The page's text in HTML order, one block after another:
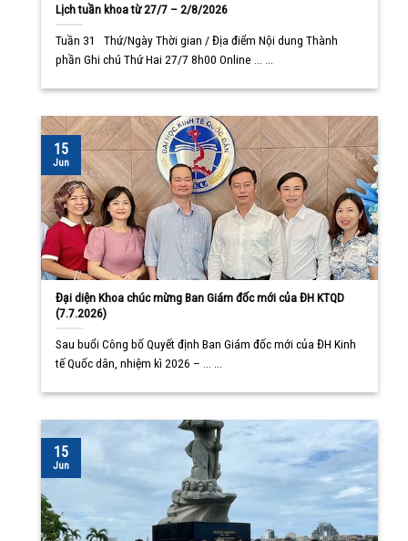
Lịch tuần khoa từ 27/7 – 2/8/2026
Tuần 31 Thứ/Ngày Thời gian / Địa điểm Nội dung Thành
phần Ghi chú Thứ Hai 27/7 8h00 Online ... ...
Đại diện Khoa chúc mừng Ban Giám đốc mới của ĐH KTQD
(7.7.2026)
Sau buổi Công bố Quyết định Ban Giám đốc mới của ĐH Kinh
tế Quốc dân, nhiệm kì 2026 – ... ...
15
Jun
15
Jun